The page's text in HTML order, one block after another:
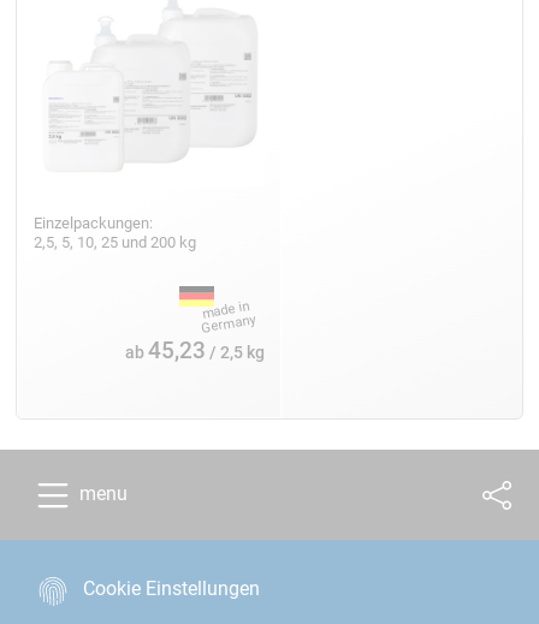
Einzelpackungen:
2,5, 5, 10, 25 und 200 kg
ab45,23 / 2,5 kg
menu
Cookie Einstellungen